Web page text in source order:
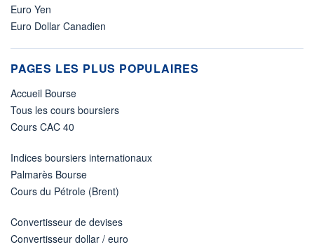
Euro Yen
Euro Dollar Canadien
PAGES LES PLUS POPULAIRES
Accueil Bourse
Tous les cours boursiers
Cours CAC 40
Indices boursiers internationaux
Palmarès Bourse
Cours du Pétrole (Brent)
Convertisseur de devises
Convertisseur dollar / euro